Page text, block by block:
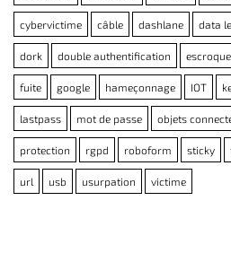
cybervictime câble dashlane data
dork double authentification
fuite google hameçonnage IOT
lastpass mot de passe objets
protection rgpd roboform sticky
url usb usurpation victime